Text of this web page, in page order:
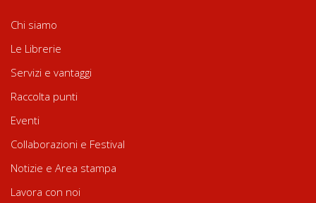
Chi siamo
Le Librerie
Servizi e vantaggi
Raccolta punti
Eventi
Collaborazioni e Festival
Notizie e Area stampa
Lavora con noi